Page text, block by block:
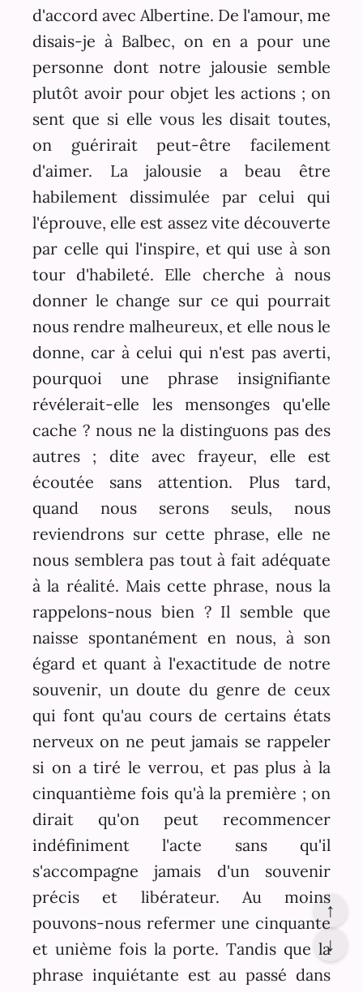
d'accord avec Albertine. De l'amour, me
disais-je à Balbec, on en a pour une
personne dont notre jalousie semble
plutôt avoir pour objet les actions ; on
sent que si elle vous les disait toutes,
on guérirait peut-être facilement
d'aimer. La jalousie a beau être
habilement dissimulée par celui qui
l'éprouve, elle est assez vite découverte
par celle qui l'inspire, et qui use à son
tour d'habileté. Elle cherche à nous
donner le change sur ce qui pourrait
nous rendre malheureux, et elle nous le
donne, car à celui qui n'est pas averti,
pourquoi une phrase insignifiante
révélerait-elle les mensonges qu'elle
cache ? nous ne la distinguons pas des
autres ; dite avec frayeur, elle est
écoutée sans attention. Plus tard,
quand nous serons seuls, nous
reviendrons sur cette phrase, elle ne
nous semblera pas tout à fait adéquate
à la réalité. Mais cette phrase, nous la
rappelons-nous bien ? Il semble que
naisse spontanément en nous, à son
égard et quant à l'exactitude de notre
souvenir, un doute du genre de ceux
qui font qu'au cours de certains états
nerveux on ne peut jamais se rappeler
si on a tiré le verrou, et pas plus à la
cinquantième fois qu'à la première ; on
dirait qu'on peut recommencer
indéfiniment l'acte sans qu'il
s'accompagne jamais d'un souvenir
précis et libérateur. Au moins
pouvons-nous refermer une cinquante
et unième fois la porte. Tandis que la
phrase inquiétante est au passé dans
↑
↓